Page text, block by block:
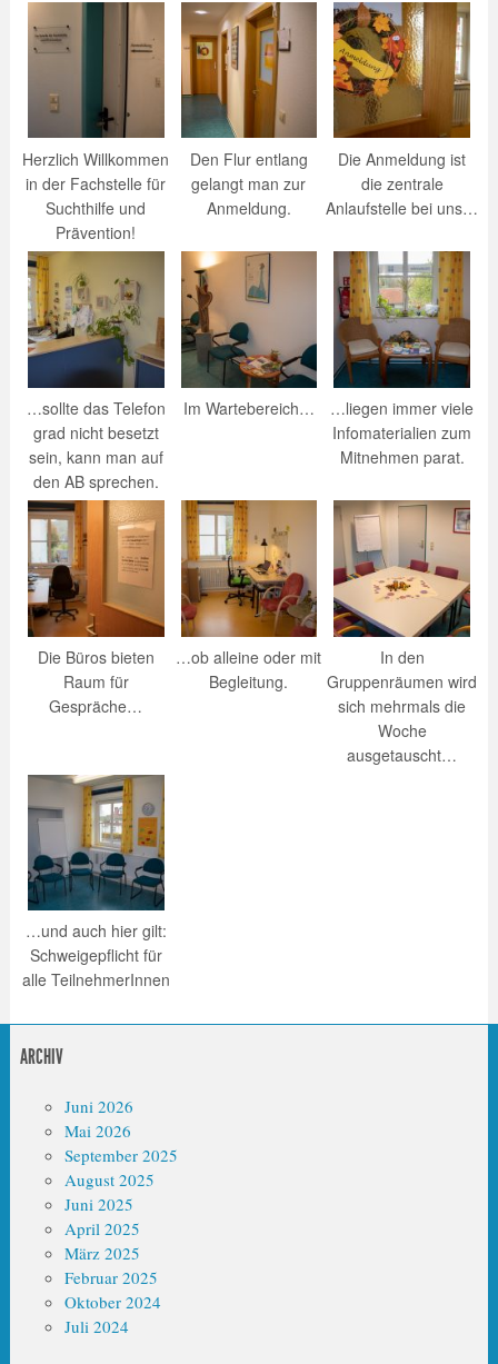
Herzlich Willkommen
in der Fachstelle für
Suchthilfe und
Prävention!
Den Flur entlang
gelangt man zur
Anmeldung.
Die Anmeldung ist
die zentrale
Anlaufstelle bei uns…
…sollte das Telefon
grad nicht besetzt
sein, kann man auf
den AB sprechen.
Im Wartebereich…
…liegen immer viele
Infomaterialien zum
Mitnehmen parat.
Die Büros bieten
Raum für
Gespräche…
…ob alleine oder mit
Begleitung.
In den
Gruppenräumen wird
sich mehrmals die
Woche
ausgetauscht…
…und auch hier gilt:
Schweigepflicht für
alle TeilnehmerInnen
ARCHIV
Juni 2026
Mai 2026
September 2025
August 2025
Juni 2025
April 2025
März 2025
Februar 2025
Oktober 2024
Juli 2024